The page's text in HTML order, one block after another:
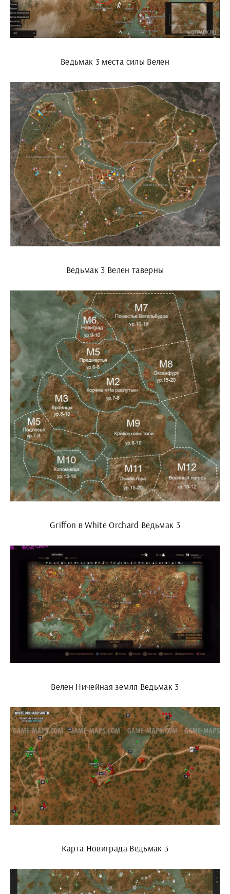
Ведьмак 3 места силы Велен
Ведьмак 3 Велен таверны
Griffon в White Orchard Ведьмак 3
Велен Ничейная земля Ведьмак 3
Карта Новиграда Ведьмак 3